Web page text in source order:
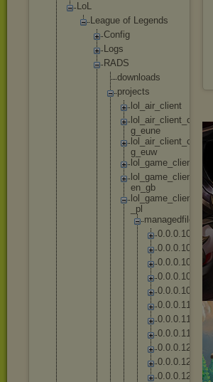
LoL
League of Legends
Config
Logs
RADS
downl oads
projects
lo
air_ cl ient
lo
air_ cl ient _c
fi
g_ eune
lo
air_ cl ient _c
g_ euw
lo
game _c lien
lo
game _c lien
en _gb
lo
game _c lien
pl
_p
managedfi e
0.0.0.10
0.0.0.10
0.0.0.10
0.0.0.10
0.0.0.10
0.0.0.11
0.0.0.11
0.0.0.11
0.0.0.12
0.0.0.12
0.0.0.12